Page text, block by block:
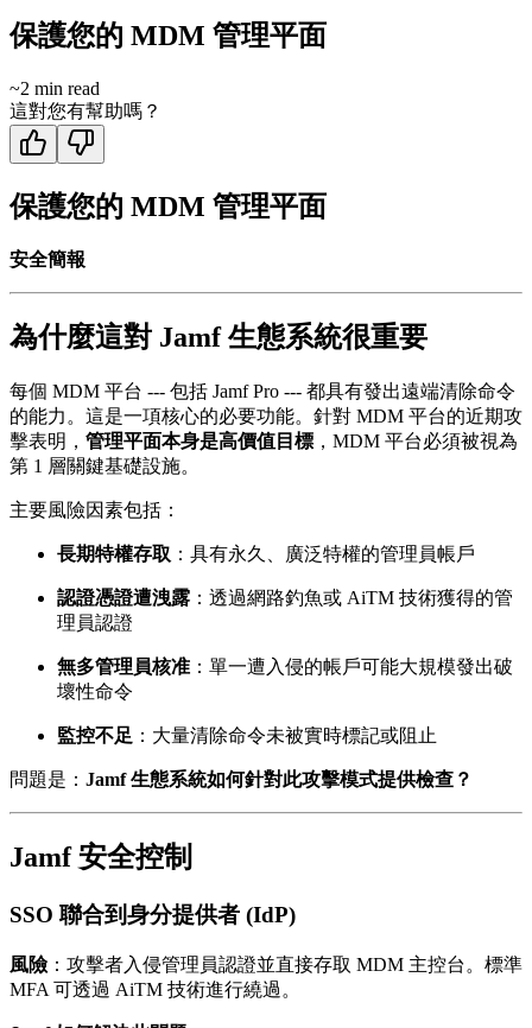
保護您的 MDM 管理平面
~2 min read
這對您有幫助嗎？
保護您的 MDM 管理平面
安全簡報
為什麼這對 Jamf 生態系統很重要
每個 MDM 平台 --- 包括 Jamf Pro --- 都具有發出遠端清除命令
的能力。這是一項核心的必要功能。針對 MDM 平台的近期攻
擊表明， 管理平面本身是高價值目標 ，MDM 平台必須被視為
第 1 層關鍵基礎設施。
主要風險因素包括：
長期特權存取 ：具有永久、廣泛特權的管理員帳戶
認證憑證遭洩露 ：透過網路釣魚或 AiTM 技術獲得的管
理員認證
無多管理員核准 ：單一遭入侵的帳戶可能大規模發出破
壞性命令
監控不足 ：大量清除命令未被實時標記或阻止
問題是： Jamf 生態系統如何針對此攻擊模式提供檢查？
Jamf 安全控制
SSO 聯合到身分提供者 (IdP)
風險 ：攻擊者入侵管理員認證並直接存取 MDM 主控台。標準
MFA 可透過 AiTM 技術進行繞過。